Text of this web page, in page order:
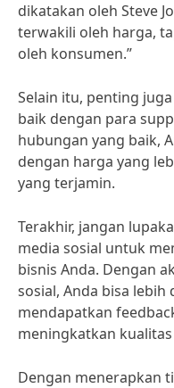
dikatakan oleh Steve
terwakili oleh harga,
oleh konsumen.”
Selain itu, penting
baik dengan para
hubungan yang baik,
dengan harga yang
yang terjamin.
Terakhir, jangan
media sosial untuk
bisnis Anda. Dengan
sosial, Anda bisa
mendapatkan
meningkatkan
Dengan menerapkan